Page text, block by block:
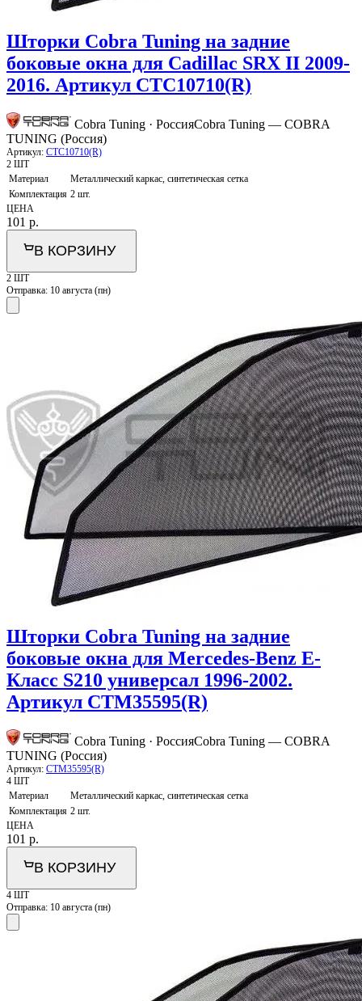
Шторки Cobra Tuning на задние
боковые окна для Cadillac SRX II 2009-
2016. Артикул CTC10710(R)
Cobra Tuning · РоссияCobra Tuning — COBRA
TUNING (Россия)
Артикул: CTC10710(R)
2 ШТ
Материал
Металлический каркас, синтетическая сетка
Комплектация 2 шт.
ЦЕНА
101 р.
В КОРЗИНУ
2 ШТ
Отправка: 10 августа (пн)
Шторки Cobra Tuning на задние
боковые окна для Mercedes-Benz E-
Класс S210 универсал 1996-2002.
Артикул CTM35595(R)
Cobra Tuning · РоссияCobra Tuning — COBRA
TUNING (Россия)
Артикул: CTM35595(R)
4 ШТ
Материал
Металлический каркас, синтетическая сетка
Комплектация 2 шт.
ЦЕНА
101 р.
В КОРЗИНУ
4 ШТ
Отправка: 10 августа (пн)